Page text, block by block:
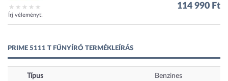
Írj véleményt!
114 990 Ft
PRIME 5111 T FŰNYÍRÓ TERMÉKLEÍRÁS
Típus Benzines